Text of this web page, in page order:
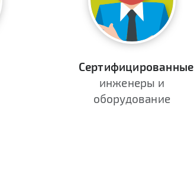
Сертифицированные
инженеры и
оборудование